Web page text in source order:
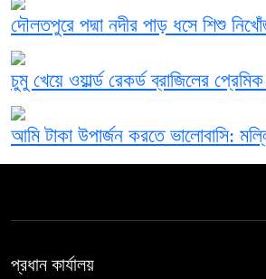
দৌলতপুরে পদ্মা নদীর পাড় ধসে শিশু
চুমু খেয়ে ওয়ার্ল্ড রেকর্ড ব্রাজিলের
আমি টাকা উপার্জন করতে ভালোবাসি:
প্রধান কার্যালয়